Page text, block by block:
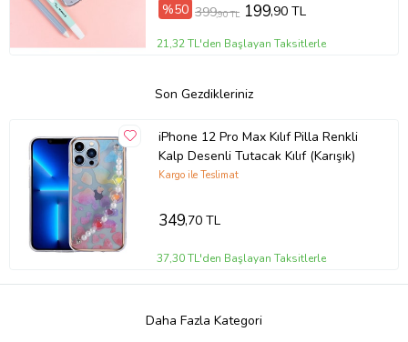
%50 399,90 TL 199,90 TL
21,32 TL'den Başlayan Taksitlerle
Son Gezdikleriniz
iPhone 12 Pro Max Kılıf Pilla Renkli
Kalp Desenli Tutacak Kılıf (Karışık)
Kargo ile Teslimat
349,70 TL
37,30 TL'den Başlayan Taksitlerle
Daha Fazla Kategori